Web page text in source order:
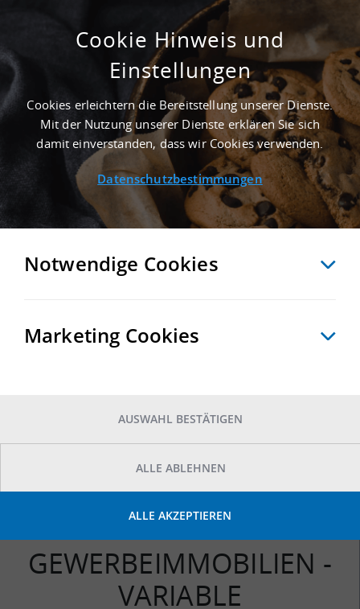
GEWERBEIMMOBILIEN MIETEN ODER KAUFEN
Startseite Gewerbeflächen mieten oder kaufen
Gewerbeimmobilien mieten oder kaufen
GEWERBEIMMOBILIEN SUCHEN
GEWERBEIMMOBILIEN -
VARIABLE
Cookie Hinweis und
Einstellungen
Cookies erleichtern die Bereitstellung unserer Dienste.
Mit der Nutzung unserer Dienste erklären Sie sich
damit einverstanden, dass wir Cookies verwenden.
Datenschutzbestimmungen
Notwendige Cookies
Marketing Cookies
AUSWAHL BESTÄTIGEN
ALLE ABLEHNEN
ALLE AKZEPTIEREN